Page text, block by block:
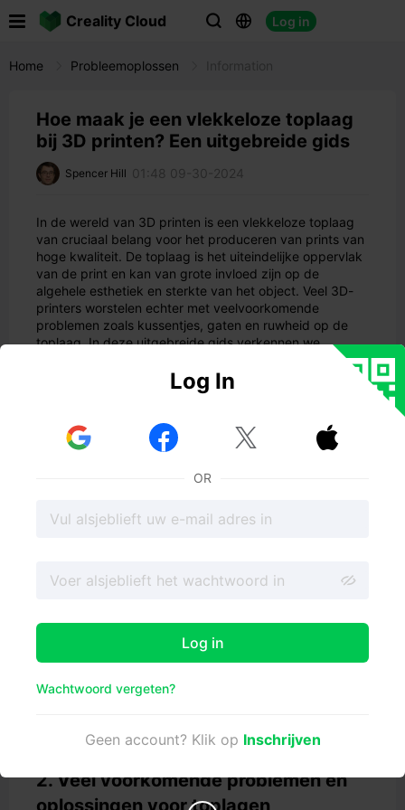
Creality Cloud   Log in
Home Probleemoplossen
Hoe maak je een vlekkeloze toplaag
bij 3D printen? Een uitgebreide gids
Spencer Hill 01:48 09-30-2024
In de wereld van 3D printen is een vlekkeloze toplaag
van cruciaal belang voor het produceren van prints van
hoge kwaliteit. De toplaag is het uiteindelijke oppervlak
van de print en kan van grote invloed zijn op de
algehele esthetiek en sterkte van het object. Veel 3D-
printers worstelen echter met veelvoorkomende
problemen zoals kussentjes, gaten en ruwheid op de
toplaag. In deze uitgebreide gids verkennen we
problemen op te lossen en een perfecte toplaag te
krijgen in uw 3D prints.
1. Boven- en onderlagen begrijpen
Wat zijn boven- en onderlagen?
Bij 3D printen verwijzen de bovenste en onderste lagen
Deze lagen worden geprint als massieve delen om de
van deze lagen is van grote invloed op het uiteindelijke
uiterlijk en de sterkte van de afdruk.
Top/Bottom Thickness is de hoogte of dikte van de
bovenste en onderste lagen in een 3D print. Deze lagen
spelen een cruciale rol bij het bepalen van de algehele
sterkte en het uiterlijk van het geprinte object. Dikkere
duurzamere print, terwijl dunnere lagen kunnen leiden
tot problemen zoals pillowing en gaten.
2. Veel voorkomende problemen en
oplossingen voor toplagen
Log In
  
OR
Log in
Wachtwoord vergeten?
Geen account? Klik op Inschrijven